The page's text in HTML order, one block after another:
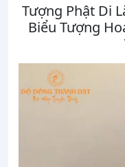
Tượng Phật Di
Biểu Tượng